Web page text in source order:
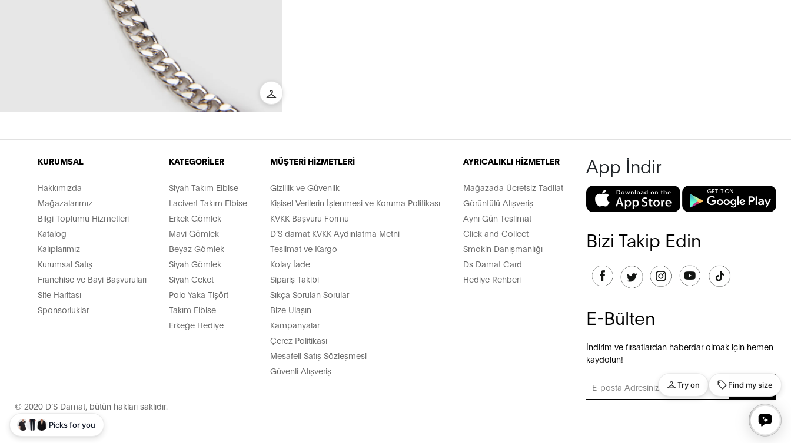
KURUMSAL
Hakkımızda
Mağazalarımız
Bilgi Toplumu Hizmetleri
Katalog
Kalıplarımız
Kurumsal Satış
Franchise ve Bayi Başvuruları
Site Haritası
Sponsorluklar
KATEGORİLER
Siyah Takım Elbise
Lacivert Takım Elbise
Erkek Gömlek
Mavi Gömlek
Beyaz Gömlek
Siyah Gömlek
Siyah Ceket
Polo Yaka Tişört
Takım Elbise
Erkeğe Hediye
MÜŞTERİ HİZMETLERİ
Gizlilik ve Güvenlik
Kişisel Verilerin İşlenmesi ve Koruma Politikası
KVKK Başvuru Formu
D’S damat KVKK Aydınlatma Metni
Teslimat ve Kargo
Kolay İade
Sipariş Takibi
Sıkça Sorulan Sorular
Bize Ulaşın
Kampanyalar
Çerez Politikası
Mesafeli Satış Sözleşmesi
Güvenli Alışveriş
AYRICALIKLI HİZMETLER
Mağazada Ücretsiz Tadilat
Görüntülü Alışveriş
Aynı Gün Teslimat
Click and Collect
Smokin Danışmanlığı
Ds Damat Card
Hediye Rehberi
App İndir
Bizi Takip Edin
E-Bülten
İndirim ve fırsatlardan haberdar olmak için hemen
kaydolun!
GÖNDER
© 2020 D’S Damat, bütün hakları saklıdır.